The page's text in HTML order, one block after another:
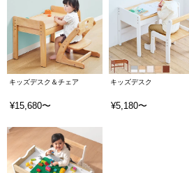
キッズデスク＆チェア
¥15,680〜
キッズデスク
¥5,180〜